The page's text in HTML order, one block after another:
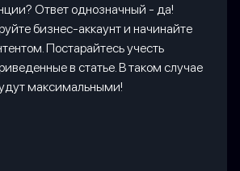
Ответ однозначный - да!
бизнес-аккаунт и начинайте
Постарайтесь учесть
в статье. В таком случае
максимальными!